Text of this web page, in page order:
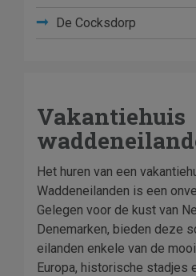
De Cocksdorp
Vakantiehuis
Het huren van een
Waddeneilanden is een
Gelegen voor de kust van
Denemarken, bieden deze
eilanden enkele van de
Europa, historische stadjes